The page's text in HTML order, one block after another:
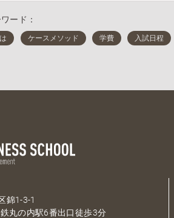
ード：
錦1-3-1
丸の内駅6番出口徒歩3分